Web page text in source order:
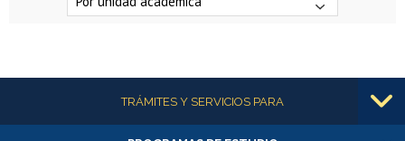
Más informaciónTRÁMITES Y SERVICIOS PARA